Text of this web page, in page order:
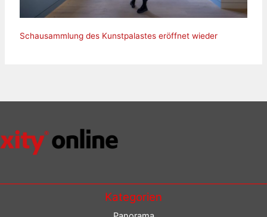
Schausammlung des Kunstpalastes eröffnet wieder
Kategorien